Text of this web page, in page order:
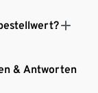
& Antworten